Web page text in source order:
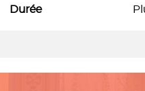
Durée